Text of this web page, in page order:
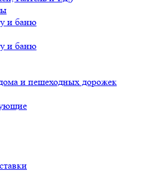
и баню
и баню
и пешеходных дорожек